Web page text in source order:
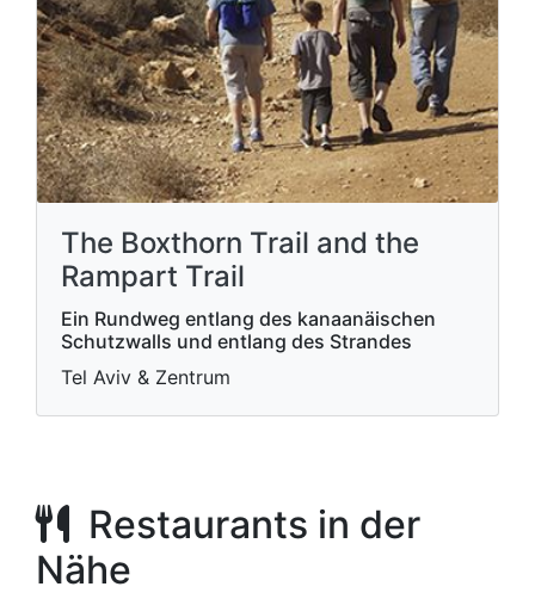
The Boxthorn Trail and the
Rampart Trail
Ein Rundweg entlang des kanaanäischen
Schutzwalls und entlang des Strandes
Tel Aviv & Zentrum
Restaurants in der
Nähe